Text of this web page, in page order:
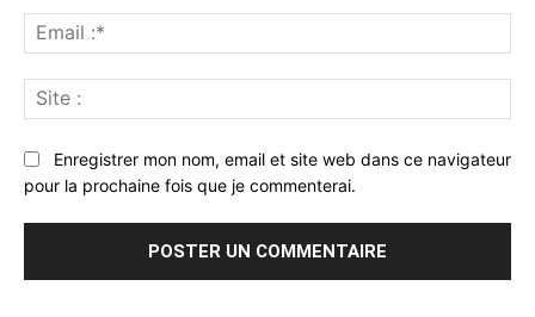
:*
:
Enregistrer mon nom, email et site web dans ce navigateur
pour la prochaine fois que je commenterai.